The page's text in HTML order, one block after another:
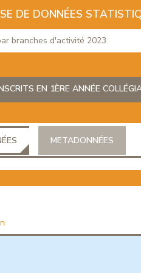
DE DONNÉES
d'activité 2023
EN 1ÈRE ANNÉE
METADONNÉES